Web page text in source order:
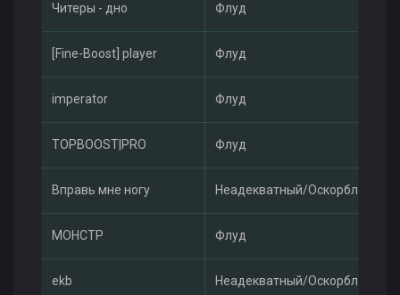
Читеры - дно Флуд
[Fine-Boost] player Флуд
imperator Флуд
TOPBOOST|PRO Флуд
Вправь мне ногу Неадекватный/Оскорбления
MOHCTP Флуд
ekb Неадекватный/Оскорбления